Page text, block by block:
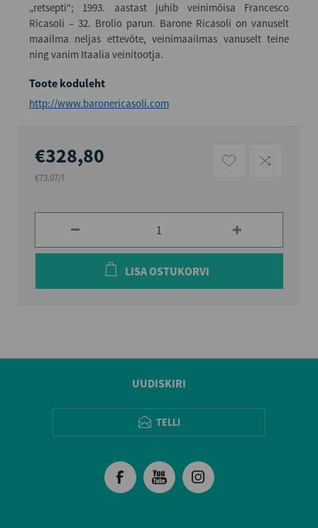
„retsepti“; 1993. aastast juhib veinimõisa Francesco
Ricasoli – 32. Brolio parun. Barone Ricasoli on vanuselt
maailma neljas ettevõte, veinimaailmas vanuselt teine
ning vanim Itaalia veinitootja.
Toote koduleht
http://www.baronericasoli.com
€328,80
€73,07/l
LISA OSTUKORVI
UUDISKIRI
TELLI